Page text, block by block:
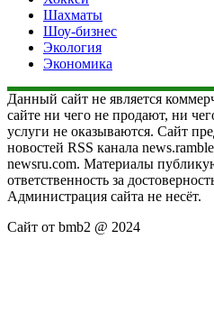
Шахматы
Шоу-бизнес
Экология
Экономика
Данный сайт не является
сайте ни чего не продают, ни
услуги не оказываются. Сайт
новостей RSS канала
newsru.com. Материалы
ответственность за
Администрация сайта не несёт.
Сайт от bmb2 @ 2024